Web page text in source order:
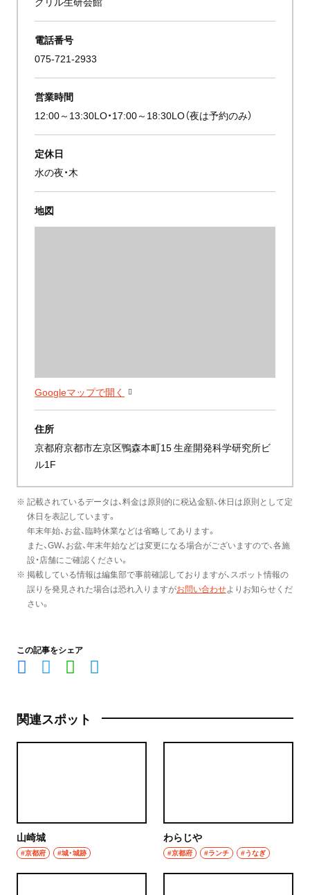
電話番号
075-721-2933
営業時間
12:00～13:30LO・17:00～18:30LO（夜は予約のみ）
定休日
水の夜・木
地図
Googleマップで開く
住所
京都府京都市左京区鴨森本町15 生産開発科学研究所ビ
ル1F
※ 記載されているデータは、料金は原則的に税込金額、休日は原則として定
休日を表記しています。
年末年始、お盆、臨時休業などは省略してあります。
また、GW、お盆、年末年始などは変更になる場合がございますので、各施
設・店舗にご確認ください。
※ 掲載している情報は編集部で事前確認しておりますが、スポット情報の
誤りを発見された場合は恐れ入りますがお問い合わせよりお知らせくだ
さい。
この記事をシェア
関連スポット
山崎城
#京都府 #城・城跡
わらじや
#京都府 #ランチ #うなぎ